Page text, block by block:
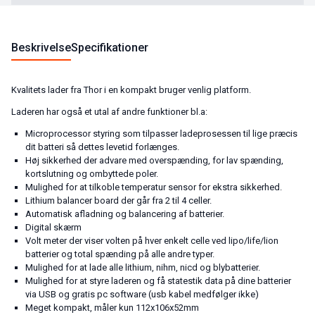
BeskrivelseSpecifikationer
Kvalitets lader fra Thor i en kompakt bruger venlig platform.
Laderen har også et utal af andre funktioner bl.a:
Microprocessor styring som tilpasser ladeprosessen til lige præcis
dit batteri så dettes levetid forlænges.
Høj sikkerhed der advare med overspænding, for lav spænding,
kortslutning og ombyttede poler.
Mulighed for at tilkoble temperatur sensor for ekstra sikkerhed.
Lithium balancer board der går fra 2 til 4 celler.
Automatisk afladning og balancering af batterier.
Digital skærm
Volt meter der viser volten på hver enkelt celle ved lipo/life/lion
batterier og total spænding på alle andre typer.
Mulighed for at lade alle lithium, nihm, nicd og blybatterier.
Mulighed for at styre laderen og få statestik data på dine batterier
via USB og gratis pc software (usb kabel medfølger ikke)
Meget kompakt, måler kun 112x106x52mm